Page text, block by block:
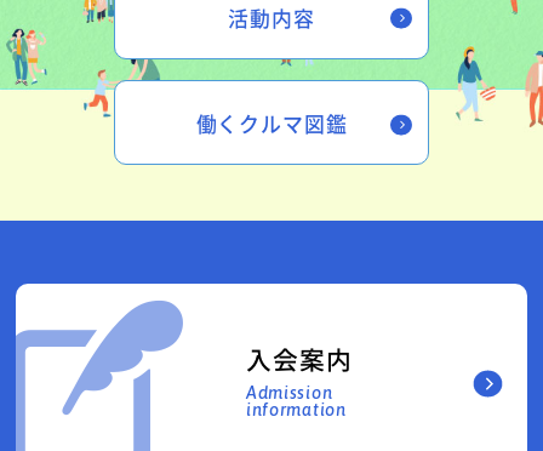
活動内容
働くクルマ図鑑
入会案内
Admission
information